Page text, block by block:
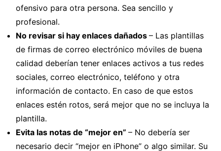
ofensivo para otra persona. Sea sencillo y
profesional.
No revisar si hay enlaces dañados – Las plantillas
de firmas de correo electrónico móviles de buena
calidad deberían tener enlaces activos a tus redes
sociales, correo electrónico, teléfono y otra
información de contacto. En caso de que estos
enlaces estén rotos, será mejor que no se incluya la
plantilla.
Evita las notas de “mejor en” – No debería ser
necesario decir “mejor en iPhone” o algo similar. Su